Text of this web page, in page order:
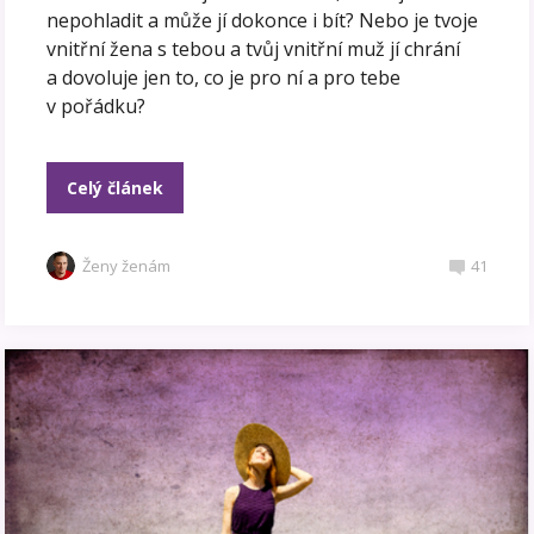
nepohladit a může jí dokonce i bít? Nebo je tvoje
vnitřní žena s tebou a tvůj vnitřní muž jí chrání
a dovoluje jen to, co je pro ní a pro tebe
v pořádku?
Celý článek
Ženy ženám 41